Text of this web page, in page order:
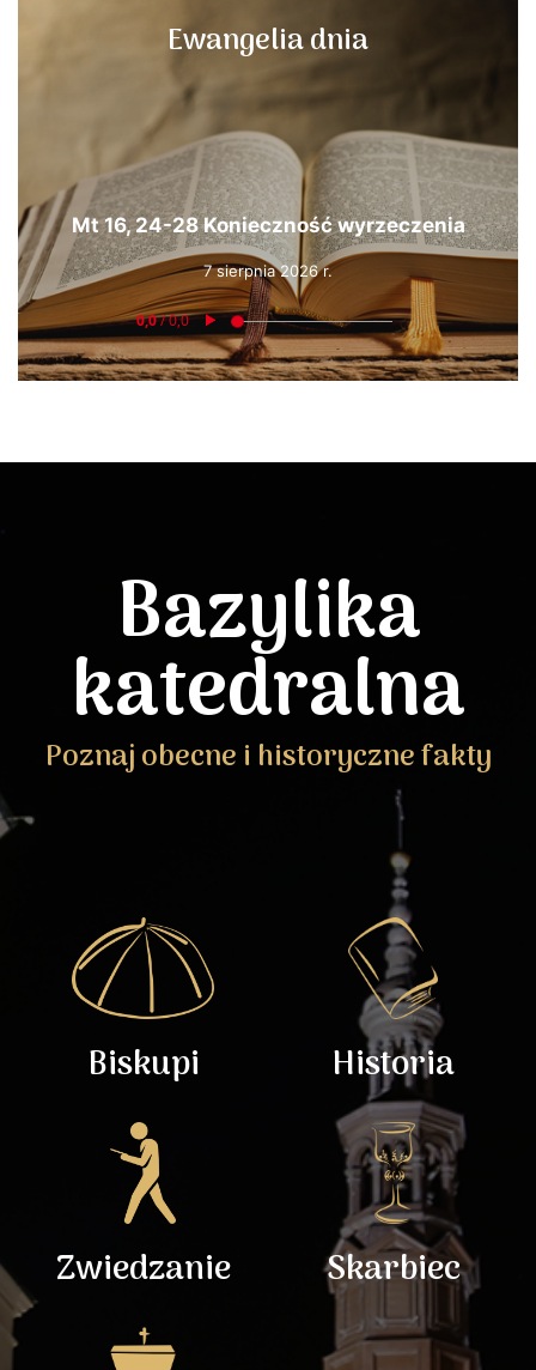
Ewangelia dnia
Mt 16, 24-28 Konieczność wyrzeczenia
7 sierpnia 2026 r.
Bazylika
katedralna
Poznaj obecne i historyczne fakty
Biskupi Historia
Zwiedzanie Skarbiec